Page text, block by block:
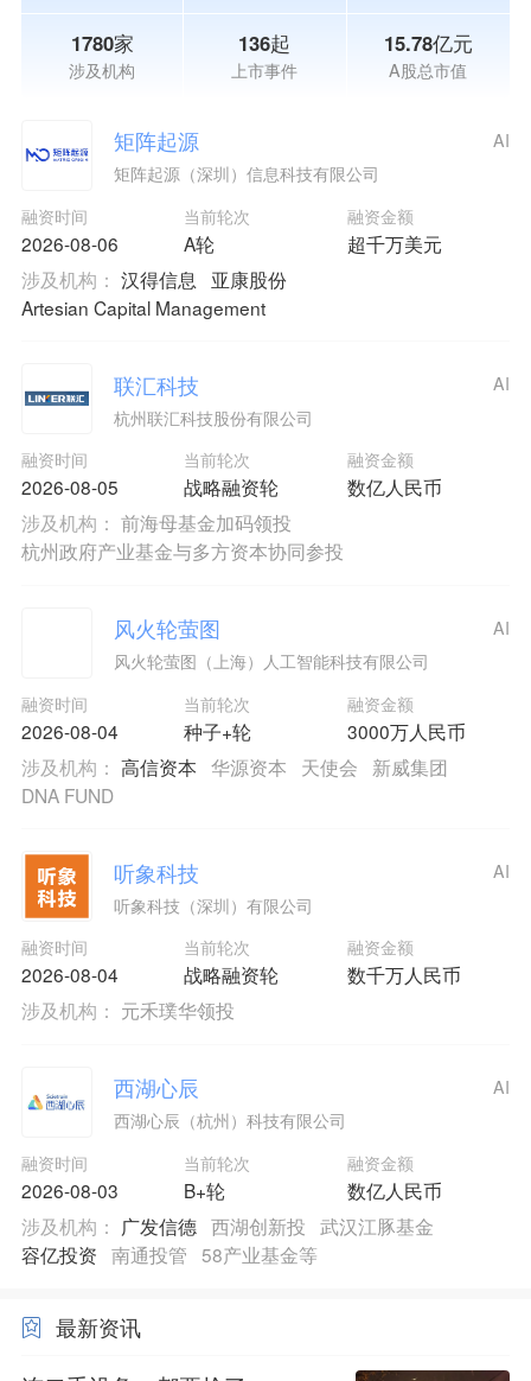
1780家
涉及机构
136起
上市事件
15.78亿元
A股总市值
矩阵起源
矩阵起源（深圳）信息科技有限公司
融资时间
2026-08-06
当前轮次
A轮
融资金额
超千万美元
AI
涉及机构： 汉得信息
亚康股份
Artesian Capital Management
联汇科技
杭州联汇科技股份有限公司
融资时间
2026-08-05
当前轮次
战略融资轮
融资金额
数亿人民币
AI
涉及机构： 前海母基金加码领投
杭州政府产业基金与多方资本协同参投
风火轮萤图
风火轮萤图（上海）人工智能科技有限公司
融资时间
2026-08-04
当前轮次
种子+轮
融资金额
3000万人民币
AI
涉及机构： 高信资本 华源资本 天使会
新威集团
DNA FUND
听象科技
听象科技（深圳）有限公司
融资时间
2026-08-04
当前轮次
战略融资轮
融资金额
数千万人民币
AI
涉及机构： 元禾璞华领投
西湖心辰
西湖心辰（杭州）科技有限公司
融资时间
2026-08-03
当前轮次
B+轮
融资金额
数亿人民币
AI
涉及机构： 广发信德 西湖创新投 武汉江豚基金
容亿投资 南通投管 58产业基金等
最新资讯